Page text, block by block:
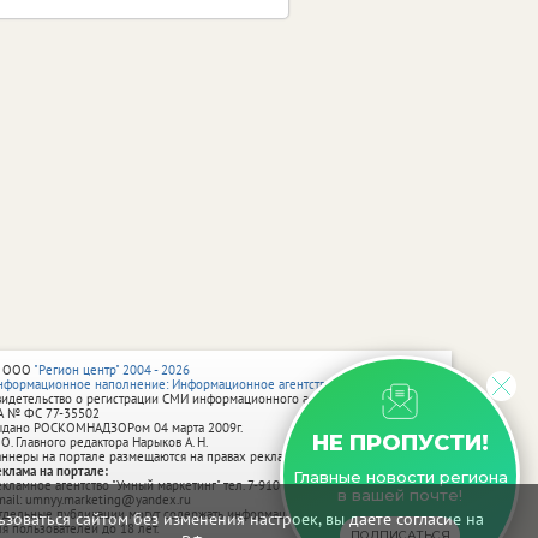
сайтом без изменения настроек, вы даете согласие на
НЕ ПРОПУСТИ!
Главные новости региона
в вашей почте!
"Регион центр" 2004 - 2026
наполнение: Информационное агентство vRossii.ru
о регистрации СМИ информационного агентства vRossii.ru
№ ФС 77‑35502
РОСКОМНАДЗОРом 04 марта 2009г.
Главного редактора Нарыков А. Н.
на портале размещаются на правах рекламы.
на портале:
агентство "Умный маркетинг" тел. 7-910-267-70-40,
umnyy.marketing@yandex.ru
публикации могут содержать информацию, не предназначенную
пользователей до 18 лет.